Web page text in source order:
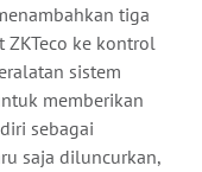
tiga
ke kontrol
sistem
memberikan
sebagai
saja diluncurkan,